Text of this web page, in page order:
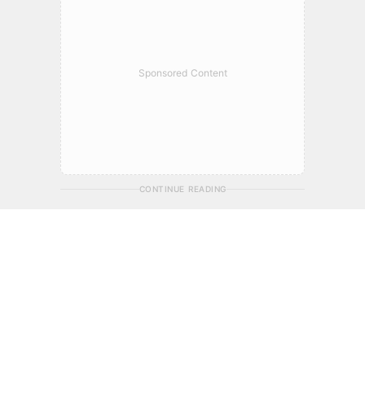
Sponsored Content
CONTINUE READING